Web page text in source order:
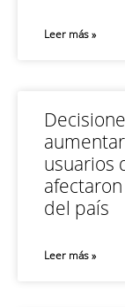
Leer más »
usuarios
del país
Leer más »